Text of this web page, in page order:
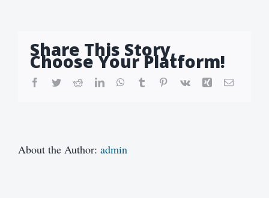
the
Share This Story,
Choose Your Platform!
Facebook
TwitterRedditLinkedInWhatsApp
Tumblr Pinterest
Vk Xing Email
About the Author: admin